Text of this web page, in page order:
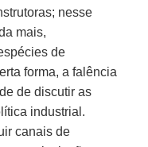
nesse
mais,
de
forma, a falência
de discutir as
industrial.
canais de